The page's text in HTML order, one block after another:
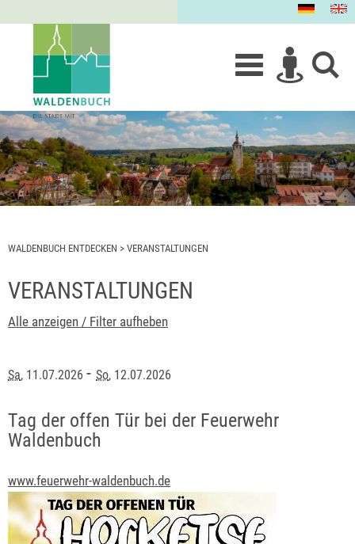
WALDENBUCH ENTDECKEN > VERANSTALTUNGEN
VERANSTALTUNGEN
Alle anzeigen / Filter aufheben
Sa, 11.07.2026 - So, 12.07.2026
Tag der offen Tür bei der Feuerwehr
Waldenbuch
www.feuerwehr-waldenbuch.de